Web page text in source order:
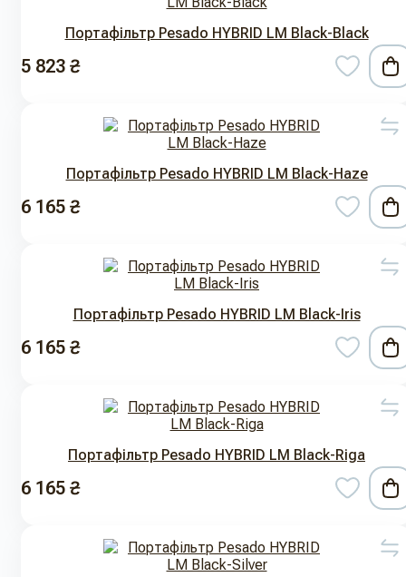
Портафільтр Pesado HYBRID LM Black-Black
5 823 ₴
Портафільтр Pesado HYBRID LM Black-Haze
6 165 ₴
Портафільтр Pesado HYBRID LM Black-Iris
6 165 ₴
Портафільтр Pesado HYBRID LM Black-Riga
6 165 ₴